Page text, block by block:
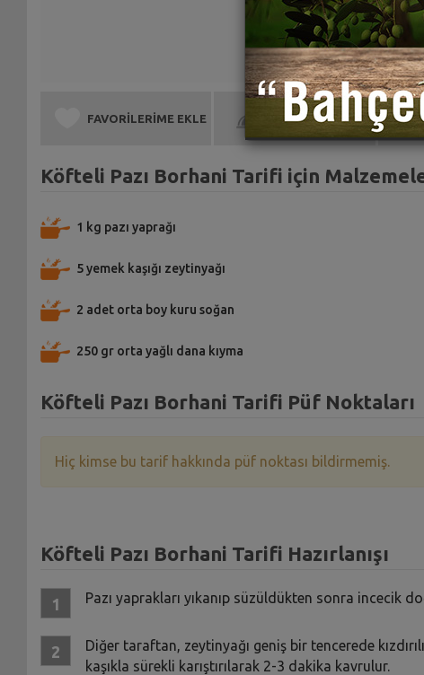
FAVORİLERİME EKLE BEN DE YAPTIM
Köfteli Pazı Borhani Tarifi için
1 kg pazı yaprağı
5 yemek kaşığı zeytinyağı
2 adet orta boy kuru soğan
250 gr orta yağlı dana kıyma
Köfteli Pazı Borhani Tarifi Püf Noktaları
Hiç kimse bu tarif hakkında püf noktası bildirmemiş.
Köfteli Pazı Borhani Tarifi Hazırlanışı
Pazı yaprakları yıkanıp süzüldükten sonra incecik
Diğer taraftan, zeytinyağı geniş bir tencerede
kaşıkla sürekli karıştırılarak 2-3 dakika kavrulur.